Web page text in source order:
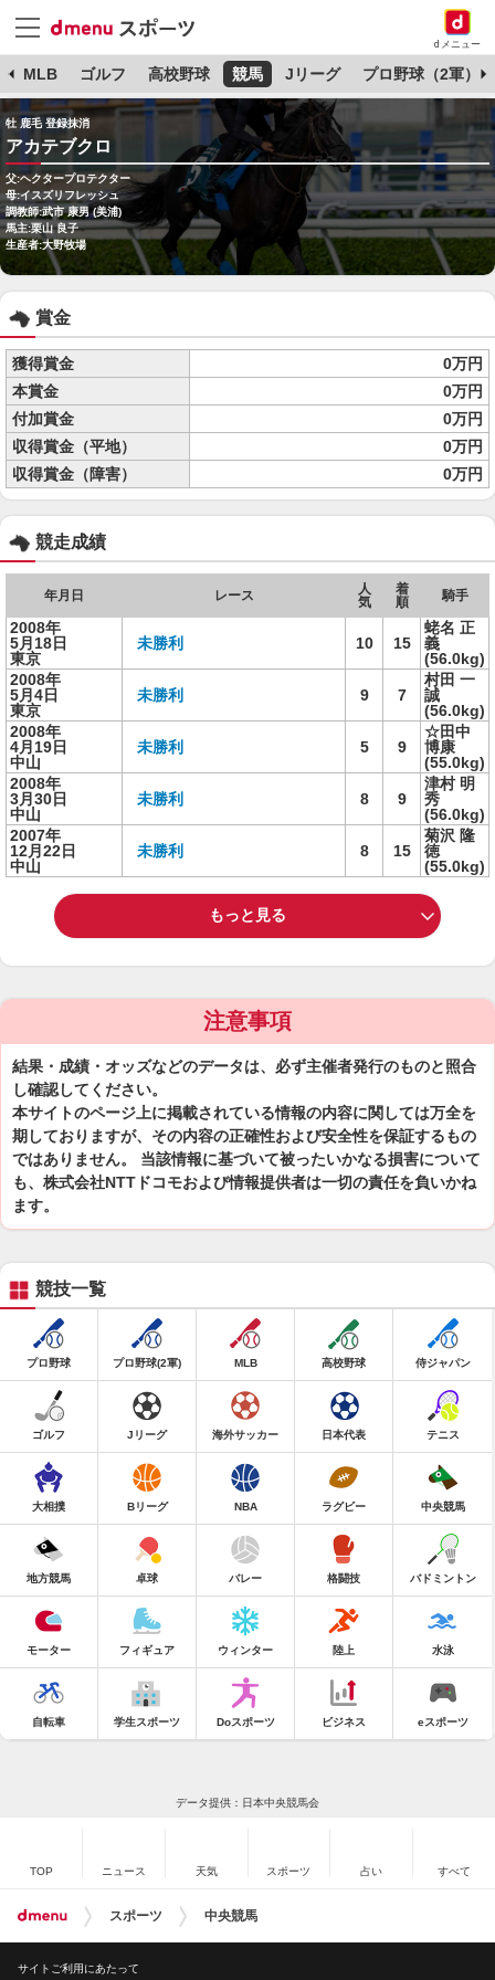
dメニュー
MLB ゴルフ 高校野球 競馬 Jリーグ プロ野球（2軍）
牡 鹿毛 登録抹消
アカテブクロ
父:ヘクタープロテクター
母:イスズリフレッシュ
調教師:武市 康男 (美浦)
馬主:栗山 良子
生産者:大野牧場
賞金
獲得賞金
0万円
本賞金
0万円
付加賞金
0万円
収得賞金（平地）
0万円
収得賞金（障害）
0万円
競走成績
年月日 レース
人
気
着
順
騎手
2008年
5月18日
東京
未勝利 10 15
蛯名 正
義
(56.0kg)
2008年
5月4日
東京
未勝利 9 7
村田 一
誠
(56.0kg)
2008年
4月19日
中山
未勝利 5 9
☆田中
博康
(55.0kg)
2008年
3月30日
中山
未勝利 8 9
津村 明
秀
(56.0kg)
2007年
12月22日
中山
未勝利 8 15
菊沢 隆
徳
(55.0kg)
もっと見る
注意事項
結果・成績・オッズなどのデータは、必ず主催者発行のものと照合
し確認してください。
本サイトのページ上に掲載されている情報の内容に関しては万全を
期しておりますが、その内容の正確性および安全性を保証するもの
ではありません。 当該情報に基づいて被ったいかなる損害について
も、株式会社NTTドコモおよび情報提供者は一切の責任を負いかね
ます。
競技一覧
プロ野球 プロ野球(2軍) MLB 高校野球 侍ジャパン
ゴルフ Jリーグ 海外サッカー 日本代表 テニス
大相撲 Bリーグ NBA ラグビー 中央競馬
地方競馬 卓球 バレー 格闘技 バドミントン
モーター フィギュア ウィンター 陸上 水泳
自転車 学生スポーツ Doスポーツ ビジネス eスポーツ
データ提供：日本中央競馬会
TOP ニュース 天気 スポーツ 占い すべて
スポーツ 中央競馬
サイトご利用にあたって